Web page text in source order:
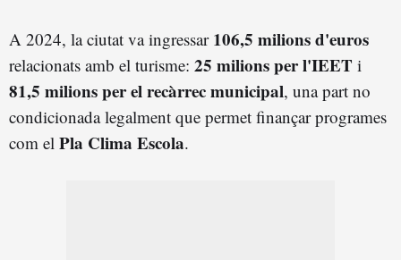
A 2024, la ciutat va ingressar 106,5 milions d'euros
relacionats amb el turisme: 25 milions per l'IEET i
81,5 milions per el recàrrec municipal, una part no
condicionada legalment que permet finançar programes
com el Pla Clima Escola.